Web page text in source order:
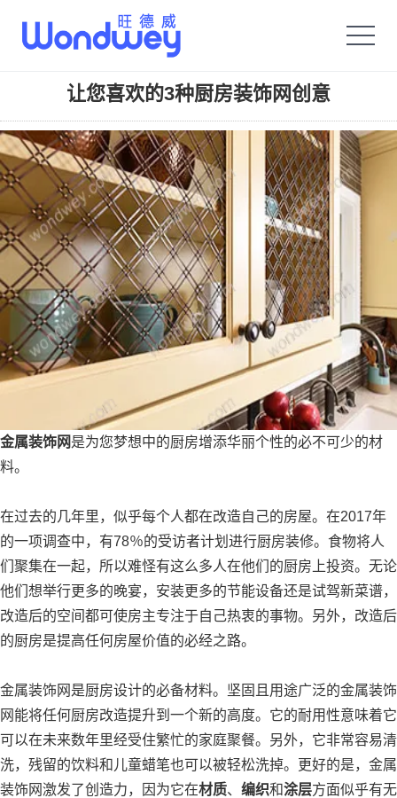
让您喜欢的3种厨房装饰网创意
金属装饰网是为您梦想中的厨房增添华丽个性的必不可少的材
料。
在过去的几年里，似乎每个人都在改造自己的房屋。在2017年
的一项调查中，有78％的受访者计划进行厨房装修。食物将人
们聚集在一起，所以难怪有这么多人在他们的厨房上投资。无论
他们想举行更多的晚宴，安装更多的节能设备还是试驾新菜谱，
改造后的空间都可使房主专注于自己热衷的事物。另外，改造后
的厨房是提高任何房屋价值的必经之路。
金属装饰网是厨房设计的必备材料。坚固且用途广泛的金属装饰
网能将任何厨房改造提升到一个新的高度。它的耐用性意味着它
可以在未来数年里经受住繁忙的家庭聚餐。另外，它非常容易清
洗，残留的饮料和儿童蜡笔也可以被轻松洗掉。更好的是，金属
装饰网激发了创造力，因为它在材质、 编织和涂层方面似乎有无